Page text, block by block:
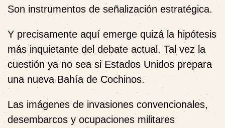
Son instrumentos de señalización estratégica.
Y precisamente aquí emerge quizá la hipótesis
más inquietante del debate actual. Tal vez la
cuestión ya no sea si Estados Unidos prepara
una nueva Bahía de Cochinos.
Las imágenes de invasiones convencionales,
desembarcos y ocupaciones militares